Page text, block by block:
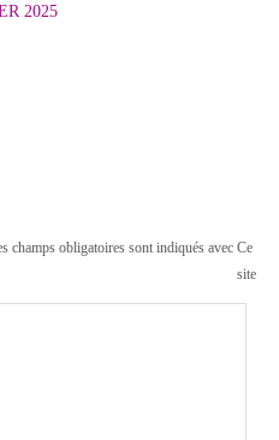
2025
champs obligatoires sont indiqués avec Ce
site